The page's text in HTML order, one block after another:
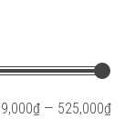
— 525,000₫